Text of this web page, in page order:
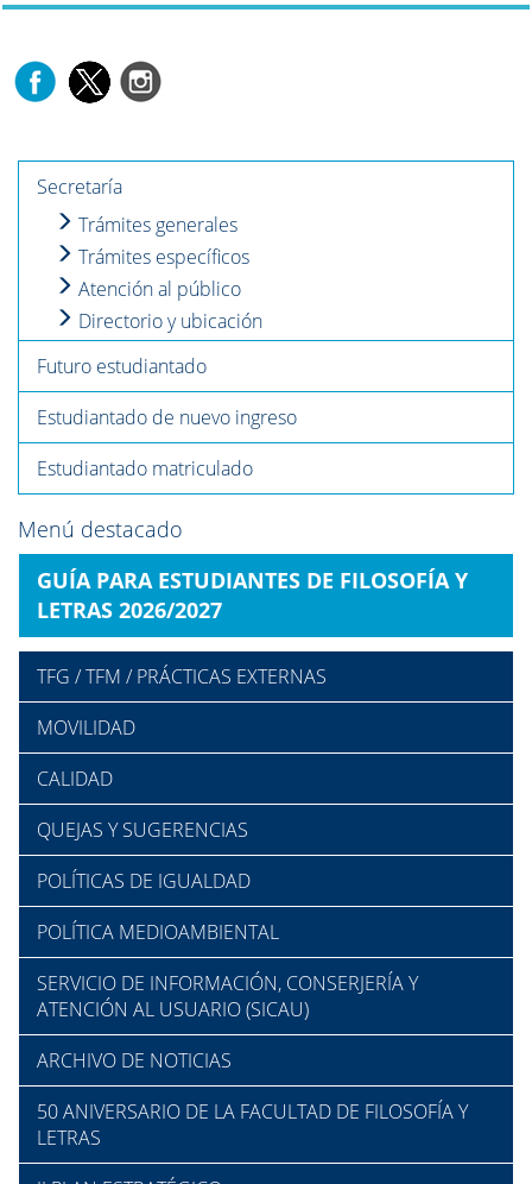
Secretaría
Trámites generales
Trámites específicos
Atención al público
Directorio y ubicación
Futuro estudiantado
Estudiantado de nuevo ingreso
Estudiantado matriculado
Menú destacado
GUÍA PARA ESTUDIANTES DE FILOSOFÍA Y
LETRAS 2026/2027
TFG / TFM / PRÁCTICAS EXTERNAS
MOVILIDAD
CALIDAD
QUEJAS Y SUGERENCIAS
POLÍTICAS DE IGUALDAD
POLÍTICA MEDIOAMBIENTAL
SERVICIO DE INFORMACIÓN, CONSERJERÍA Y
ATENCIÓN AL USUARIO (SICAU)
ARCHIVO DE NOTICIAS
50 ANIVERSARIO DE LA FACULTAD DE FILOSOFÍA Y
LETRAS